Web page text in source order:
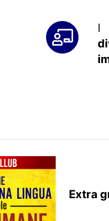
I
Extra